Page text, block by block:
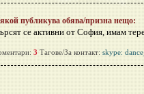
публикува обява/призна нещо:
се активни от София, имам
3 Тагове/За контакт: skype: